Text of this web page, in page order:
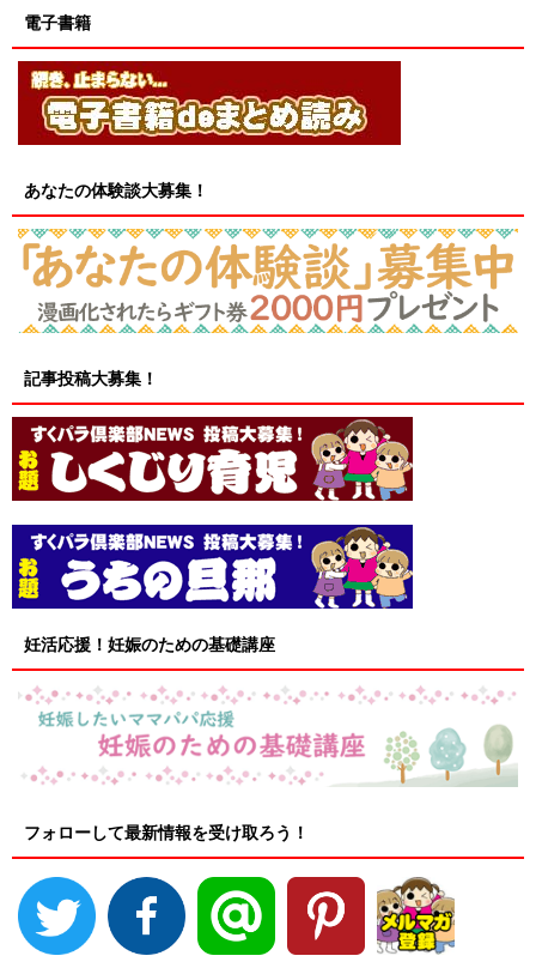
電子書籍
あなたの体験談大募集！
記事投稿大募集！
妊活応援！妊娠のための基礎講座
フォローして最新情報を受け取ろう！